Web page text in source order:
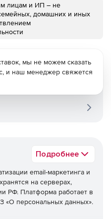
лицам и ИП – не
домашних и иных
Подробнее
email-маркетинга и
на серверах,
РФ. Платформа работает в
«О персональных данных».
мы не можем сказать
и наш менеджер свяжется